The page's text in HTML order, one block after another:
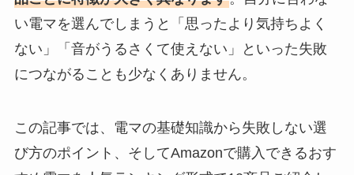
い電マを選んでしまうと「思ったより気持ちよく
ない」「音がうるさくて使えない」といった失敗
につながることも少なくありません。
この記事では、電マの基礎知識から失敗しない選
び方のポイント、そしてAmazonで購入できるおす